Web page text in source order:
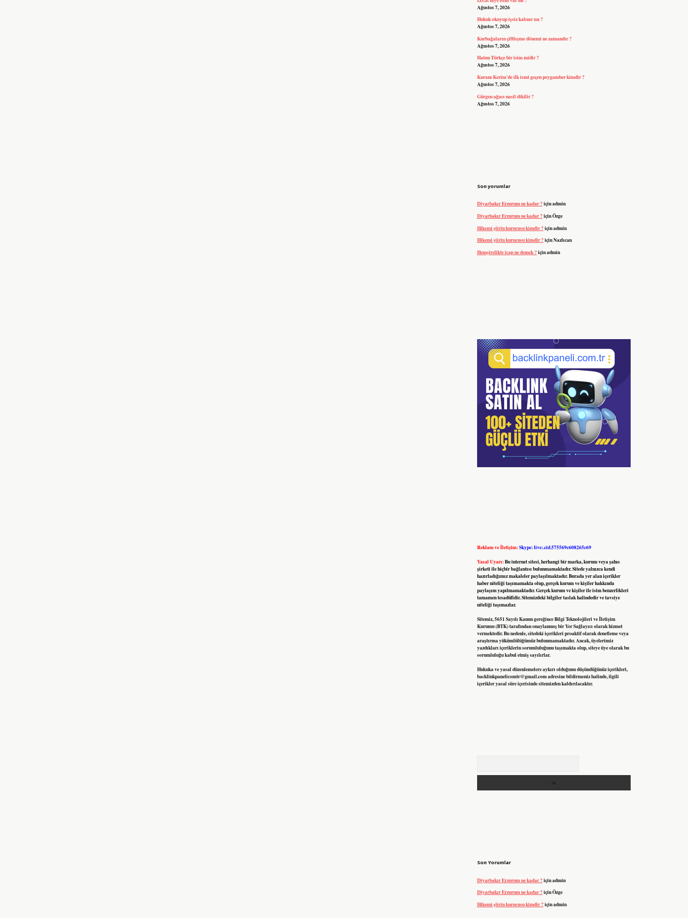
Ağustos 7, 2026
Hukuk okuyup işsiz kalınır mı ?
Ağustos 7, 2026
Kurbağaların çiftleşme dönemi ne zamandır ?
Ağustos 7, 2026
Hatun Türkçe bir isim midir ?
Ağustos 7, 2026
Kuranı Kerim’de ilk ismi geçen peygamber kimdir ?
Ağustos 7, 2026
Gürgen ağacı nasil dikilir ?
Ağustos 7, 2026
Son yorumlar
Diyarbakır Erzurum ne kadar ?içinadmin
Diyarbakır Erzurum ne kadar ?içinÖzge
Hikemi şiirin kurucusu kimdir ?içinadmin
Hikemi şiirin kurucusu kimdir ?içinNazlıcan
Hemşirelikte icap ne demek ?içinadmin
Reklam ve İletişim:Skype: live:.cid.575569c608265c69
Yasal Uyarı:Bu internet sitesi, herhangi bir marka, kurum veya şahıs
şirketi ile hiçbir bağlantısı bulunmamaktadır. Sitede yalnızca kendi
hazırladığımız makaleler paylaşılmaktadır. Burada yer alan içerikler
haber niteliği taşımamakta olup, gerçek kurum ve kişiler hakkında
paylaşım yapılmamaktadır. Gerçek kurum ve kişiler ile isim benzerlikleri
tamamen tesadüfidir. Sitemizdeki bilgiler taslak halindedir ve tavsiye
niteliği taşımazlar.
Sitemiz, 5651 Sayılı Kanun gereğince Bilgi Teknolojileri ve İletişim
Kurumu (BTK) tarafından onaylanmış bir Yer Sağlayıcı olarak hizmet
vermektedir. Bu nedenle, sitedeki içerikleri proaktif olarak denetleme veya
araştırma yükümlülüğümüz bulunmamaktadır. Ancak, üyelerimiz
yazdıkları içeriklerin sorumluluğunu taşımakta olup, siteye üye olarak bu
sorumluluğu kabul etmiş sayılırlar.
Hukuka ve yasal düzenlemelere aykırı olduğunu düşündüğünüz içerikleri,
backlinkpanelicomtr@gmail.comadresine bildirmeniz halinde, ilgili
içerikler yasal süre içerisinde sitemizden kaldırılacaktır.
Son Yorumlar
Diyarbakır Erzurum ne kadar ?içinadmin
Diyarbakır Erzurum ne kadar ?içinÖzge
Hikemi şiirin kurucusu kimdir ?içinadmin